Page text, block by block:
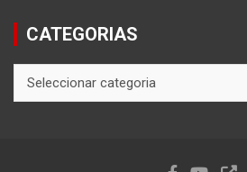
CATEGORIAS